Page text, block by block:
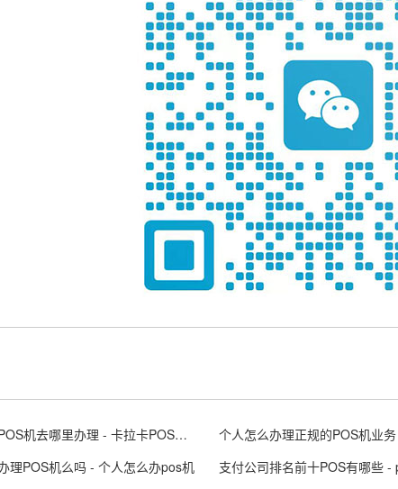
卡拉卡POS机去哪里办理 - 卡拉卡POS是什么意思
理POS机么吗 - 个人怎么办pos机